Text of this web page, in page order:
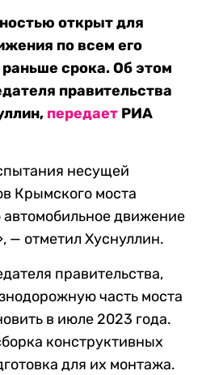
открыт для
по всем его
срока. Об этом
правительства
передает РИА
несущей
Крымского моста
движение
— отметил Хуснуллин.
правительства,
часть моста
в июле 2023 года.
конструктивных
для их монтажа.